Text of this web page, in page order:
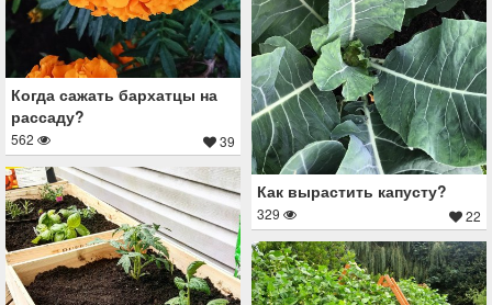
Когда сажать бархатцы на
рассаду?
562 39
Как вырастить капусту?
329 22